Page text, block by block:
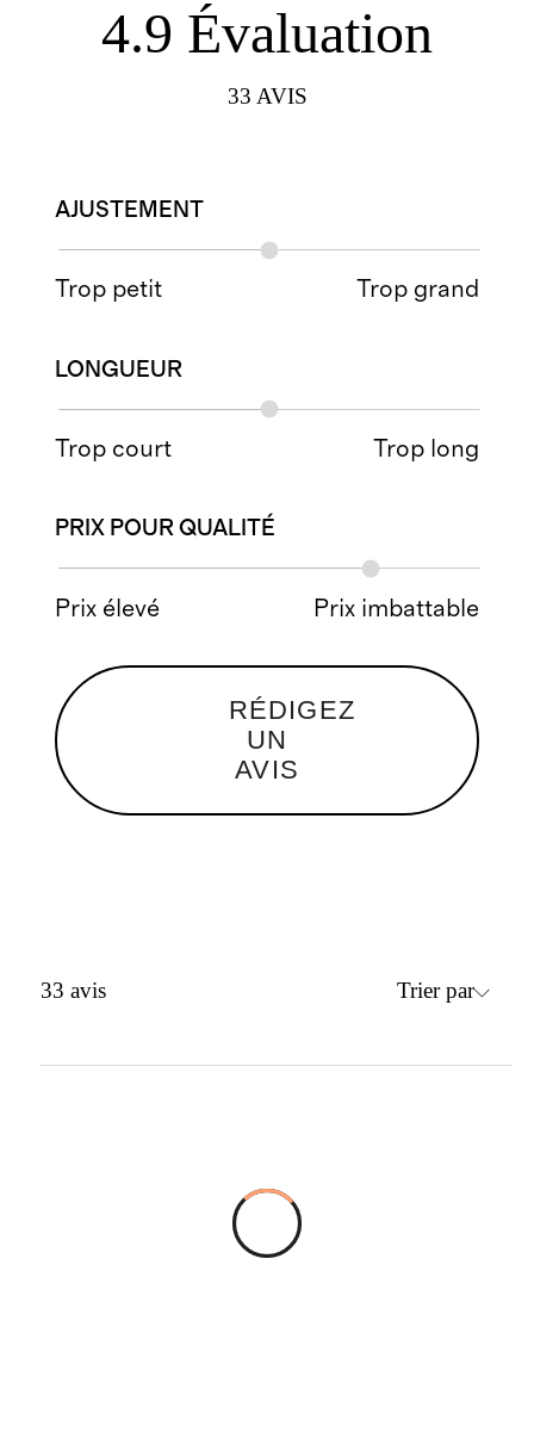
4.9 Évaluation
33 AVIS
AJUSTEMENT
Trop petit Trop grand
LONGUEUR
Trop court Trop long
PRIX POUR QUALITÉ
Prix élevé Prix imbattable
RÉDIGEZ
UN
AVIS
33 avis Trier par